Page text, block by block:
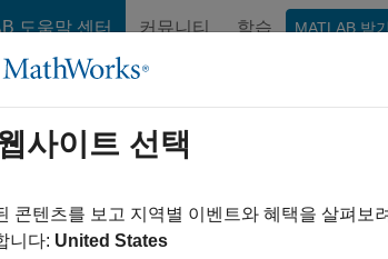
도움말 센터 커뮤니티 학습 MATLAB 받기
추정
시변 칼만 필터
사이트 선택
콘텐츠를 보고 지역별 이벤트와 혜택을 살펴
니다: United States